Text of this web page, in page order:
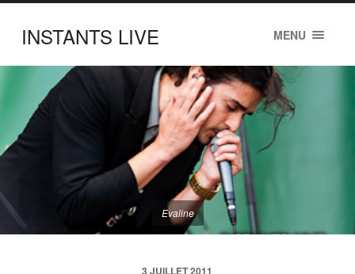
INSTANTS LIVE MENU
Evaline
3 JUILLET 2011